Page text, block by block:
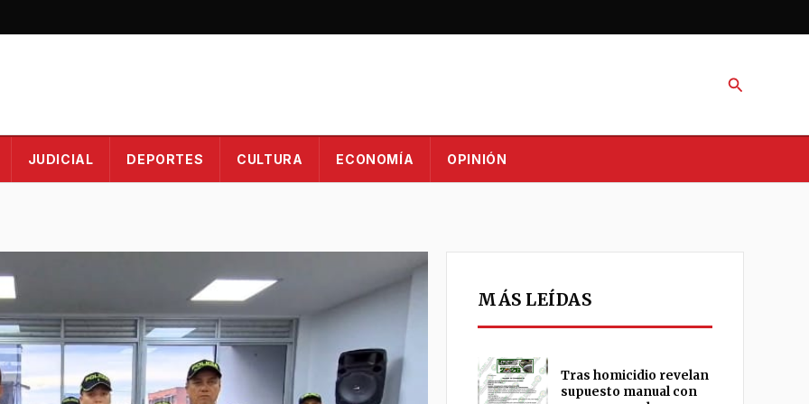
Buscar
JUDICIAL DEPORTES CULTURA ECONOMÍA OPINIÓN
MÁS LEÍDAS
Tras homicidio revelan
supuesto manual con